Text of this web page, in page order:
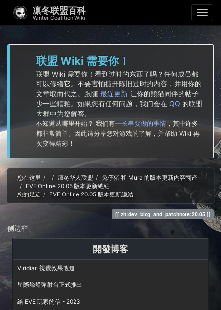
凛冬联盟百科
Winter Coalition Wiki
联盟 Wiki 需要你！
联盟 Wiki 需要你！看到过时的东西了吗？任何成员都
可以修缮它。不要害怕撕开陈旧过时的内容，并用你的
文章取而代之。跟随最近更新 让你的熊猫同伴的帖子
少一些糟粕。如果您有任何问题，我们会在 QQ 的联盟
大群中为您解答。
不知道从哪里开始？ 我们有一长串要做的事情 ，其中许多
都非常简单。因此请分享您对游戏的了解，并帮助 Wiki 再
次变得精彩！
您在这里 Home凛冬华人联盟
兔仔猪 和 Mura 的版本更新内容翻译
EVE Online 20.05 版本更新總結
您的足迹
EVE Online 20.05 版本更新總結
zh:dev_blog_and_patchnote:20.05
侧边栏
開發博客
Viridian 視覺效果改進
星際艦船彈射台正式推出
給 EVE 玩家的信 - 2023